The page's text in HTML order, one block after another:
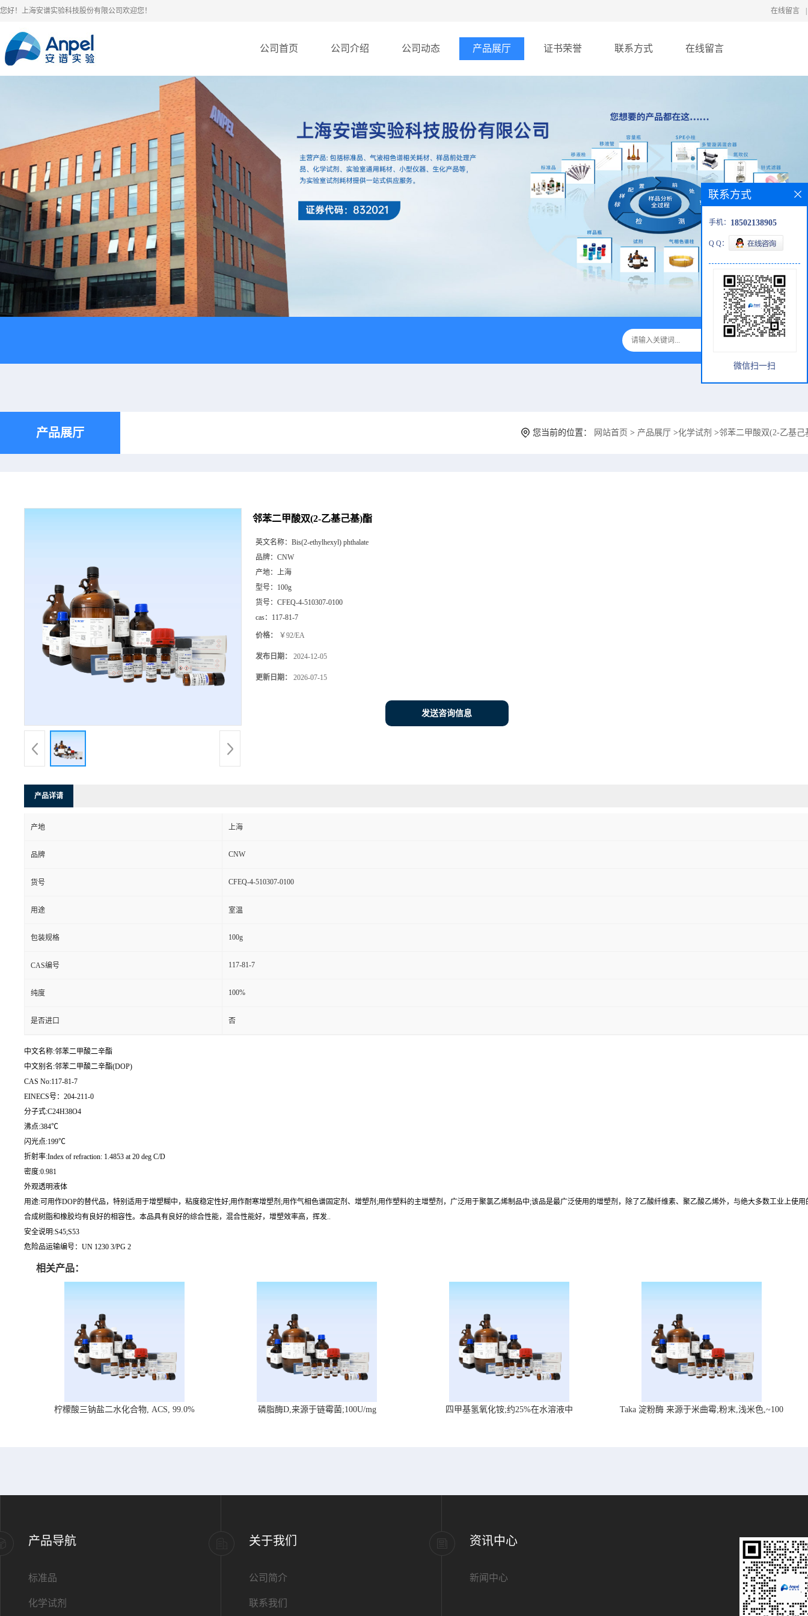
您好！上海安谱实验科技股份有限公司欢迎您！ 在线留言
公司首页 公司介绍 公司动态 产品展厅 证书荣誉 联系方式 在线留言
产品展厅 您当前的位置： 网站首页 > 产品展厅 >化学试剂 >邻苯二甲酸双(2-乙基己
邻苯二甲酸双(2-乙基己基)酯
英文名称： Bis(2-ethylhexyl) phthalate
品牌： CNW
产地： 上海
型号： 100g
货号： CFEQ-4-510307-0100
cas： 117-81-7
价格： ￥92/EA
发布日期： 2024-12-05
更新日期： 2026-07-15
发送咨询信息
产品详请
产地 上海
品牌 CNW
货号 CFEQ-4-510307-0100
用途 室温
包装规格 100g
CAS编号 117-81-7
纯度 100%
是否进口 否
中文名称:邻苯二甲酸二辛酯
中文别名:邻苯二甲酸二辛酯(DOP)
CAS No:117-81-7
EINECS号：204-211-0
分子式:C24H38O4
沸点:384℃
闪光点:199℃
折射率:Index of refraction: 1.4853 at 20 deg C/D
密度:0.981
外观透明液体
用途:可用作DOP的替代品，特别适用于增塑糊中，粘度稳定性好;用作耐寒增塑剂;用作气相色谱固定剂、增塑剂;用作塑料的主增塑剂，广泛用于聚氯乙烯制品中;该品是最广泛使用的增塑剂，除了乙酸纤维素、聚乙酸乙烯外，与绝大多数工业上使用
合成树脂和橡胶均有良好的相容性。本品具有良好的综合性能，混合性能好，增塑效率高，挥发..
安全说明:S45;S53
危险品运输编号：UN 1230 3/PG 2
相关产品：
柠檬酸三钠盐二水化合物, ACS, 99.0% 磷脂酶D,来源于链霉菌;100U/mg 四甲基氢氧化铵;约25%在水溶液中
Taka 淀粉酶 来源于米曲霉;粉末,浅米色,~100
联系方式
手机： 18502138905
Q Q：
微信扫一扫
产品导航
标准品
化学试剂
关于我们
公司简介
联系我们
资讯中心
新闻中心